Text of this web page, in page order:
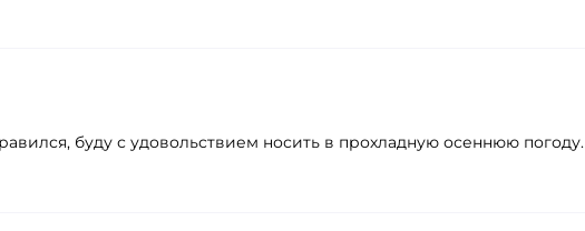
буду с удовольствием носить в прохладную осеннюю погоду.